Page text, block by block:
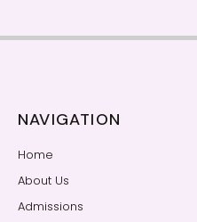
NAVIGATION
Home
About Us
Admissions